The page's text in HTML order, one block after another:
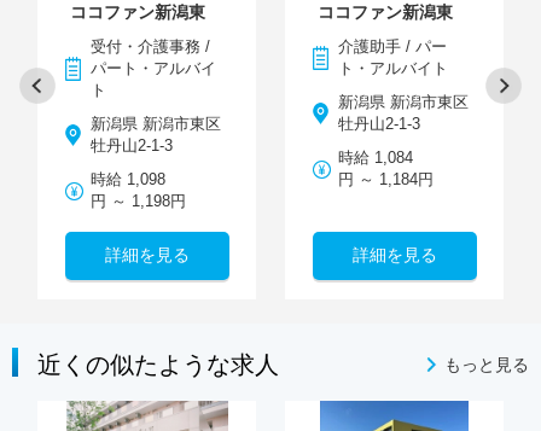
ココファン新潟東
受付・介護事務 /
パート・アルバイ
ト
新潟県 新潟市東区
牡丹山2-1-3
時給 1,098
円 ～ 1,198円
詳細を見る
ココファン新潟東
介護助手 / パー
ト・アルバイト
新潟県 新潟市東区
牡丹山2-1-3
時給 1,084
円 ～ 1,184円
詳細を見る
近くの似たような求人 もっと見る